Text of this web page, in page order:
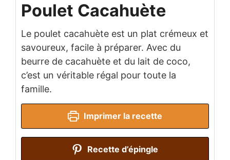
Poulet Cacahuète
Le poulet cacahuète est un plat crémeux et
savoureux, facile à préparer. Avec du
beurre de cacahuète et du lait de coco,
c’est un véritable régal pour toute la
famille.
Imprimer la recette
Recette d’épingle